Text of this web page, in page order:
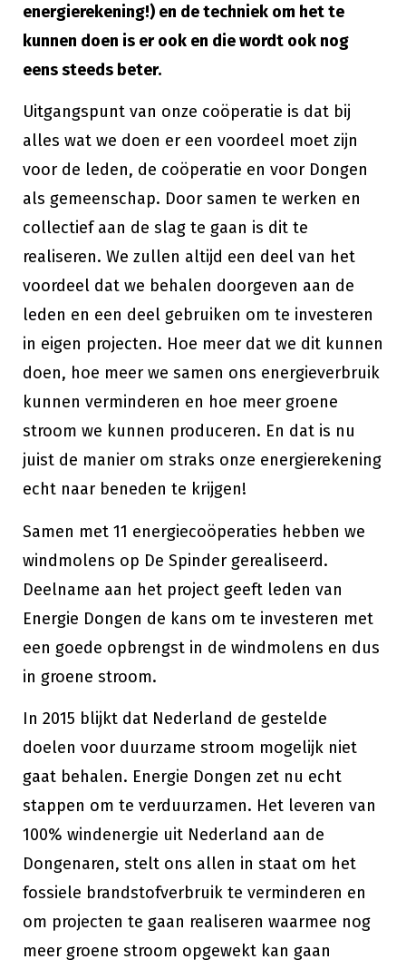
energierekening!) en de techniek om het te
kunnen doen is er ook en die wordt ook nog
eens steeds beter.
Uitgangspunt van onze coöperatie is dat bij
alles wat we doen er een voordeel moet zijn
voor de leden, de coöperatie en voor Dongen
als gemeenschap. Door samen te werken en
collectief aan de slag te gaan is dit te
realiseren. We zullen altijd een deel van het
voordeel dat we behalen doorgeven aan de
leden en een deel gebruiken om te investeren
in eigen projecten. Hoe meer dat we dit kunnen
doen, hoe meer we samen ons energieverbruik
kunnen verminderen en hoe meer groene
stroom we kunnen produceren. En dat is nu
juist de manier om straks onze energierekening
echt naar beneden te krijgen!
Samen met 11 energiecoöperaties hebben we
windmolens op De Spinder gerealiseerd.
Deelname aan het project geeft leden van
Energie Dongen de kans om te investeren met
een goede opbrengst in de windmolens en dus
in groene stroom.
In 2015 blijkt dat Nederland de gestelde
doelen voor duurzame stroom mogelijk niet
gaat behalen. Energie Dongen zet nu echt
stappen om te verduurzamen. Het leveren van
100% windenergie uit Nederland aan de
Dongenaren, stelt ons allen in staat om het
fossiele brandstofverbruik te verminderen en
om projecten te gaan realiseren waarmee nog
meer groene stroom opgewekt kan gaan